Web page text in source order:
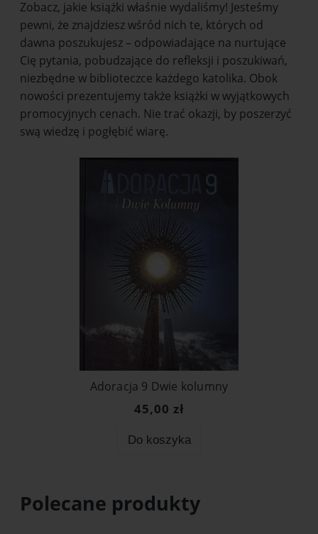
Zobacz, jakie książki właśnie wydaliśmy! Jesteśmy
pewni, że znajdziesz wśród nich te, których od
dawna poszukujesz – odpowiadające na nurtujące
Cię pytania, pobudzające do refleksji i poszukiwań,
niezbędne w biblioteczce każdego katolika. Obok
nowości prezentujemy także książki w wyjątkowych
promocyjnych cenach. Nie trać okazji, by poszerzyć
swą wiedzę i pogłębić wiarę.
Adoracja 9 Dwie kolumny
45,00 zł
Do koszyka
Polecane produkty